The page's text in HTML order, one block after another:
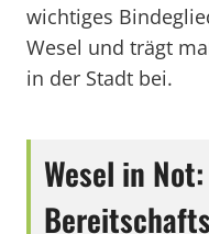
wichtiges
Wesel und trägt
in der Stadt bei.
Wesel in